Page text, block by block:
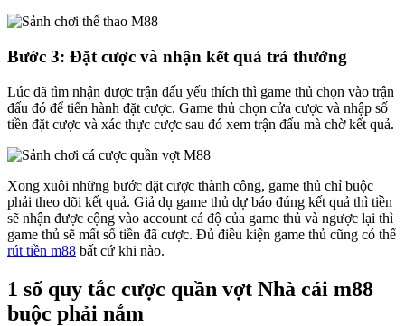
Bước 3: Đặt cược và nhận kết quả trả thưởng
Lúc đã tìm nhận được trận đấu yếu thích thì game thủ chọn vào trận
đấu đó để tiến hành đặt cược. Game thủ chọn cửa cược và nhập số
tiền đặt cược và xác thực cược sau đó xem trận đấu mà chờ kết quả.
Xong xuôi những bước đặt cược thành công, game thủ chỉ buộc
phải theo dõi kết quả. Giả dụ game thủ dự báo đúng kết quả thì tiền
sẽ nhận được cộng vào account cá độ của game thủ và ngược lại thì
game thủ sẽ mất số tiền đã cược. Đủ điều kiện game thủ cũng có thể
rút tiền m88 bất cứ khi nào.
1 số quy tắc cược quần vợt Nhà cái m88
buộc phải nắm